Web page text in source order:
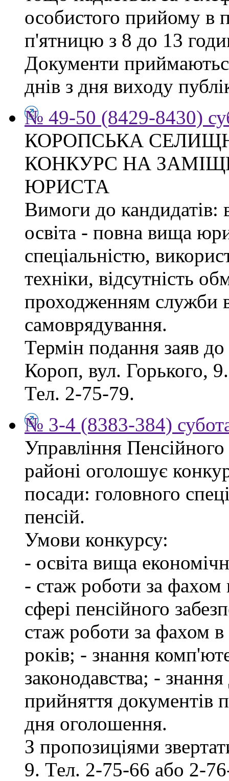
особистого прийому в
п'ятницю з 8 до 13
Документи
днів з дня виходу
№ 49-50 (8429-8430)
КОРОПСЬКА
КОНКУРС НА
ЮРИСТА
Вимоги до
освіта - повна вища
спеціальністю,
техніки, відсутність
проходженням служби
самоврядування.
Термін подання заяв
Короп, вул. Горького,
Тел. 2-75-79.
№ 3-4 (8383-384)
Управління
районі оголошує
посади: головного
пенсій.
Умови конкурсу:
- освіта вища
- стаж роботи за фахом
сфері пенсійного
стаж роботи за фахом
років; - знання
законодавства; -
прийняття документів
дня оголошення.
З пропозиціями
9. Тел. 2-75-66 або 2-